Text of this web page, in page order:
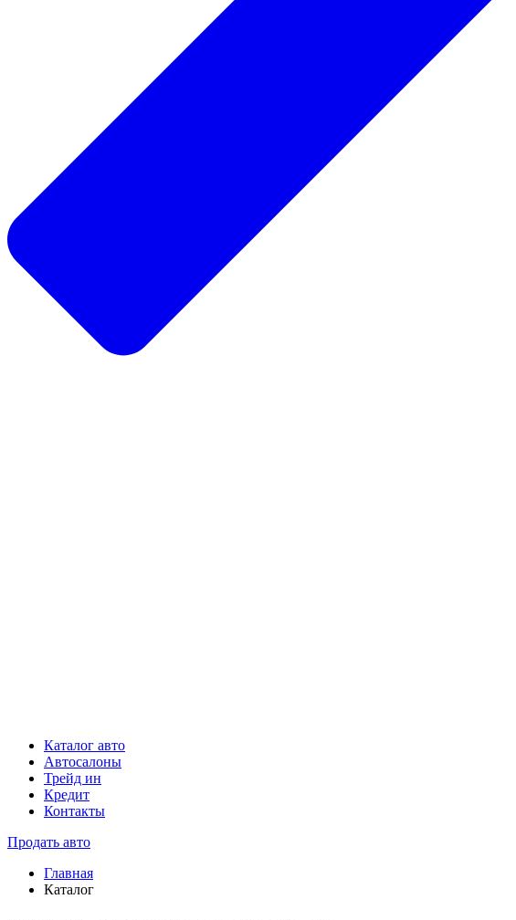
Каталог авто
Автосалоны
Трейд ин
Кредит
Контакты
Продать авто
Главная
Каталог